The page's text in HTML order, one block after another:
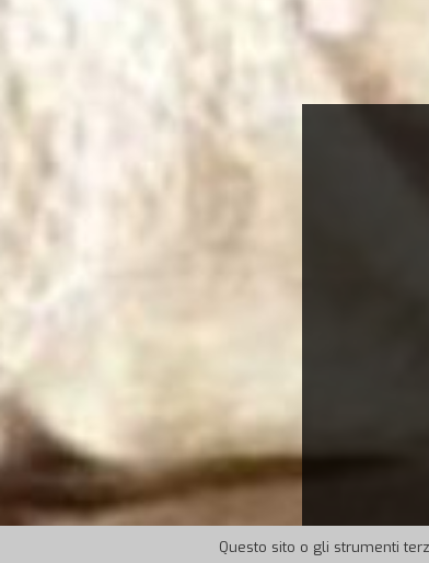
Questo sito o gli strumenti